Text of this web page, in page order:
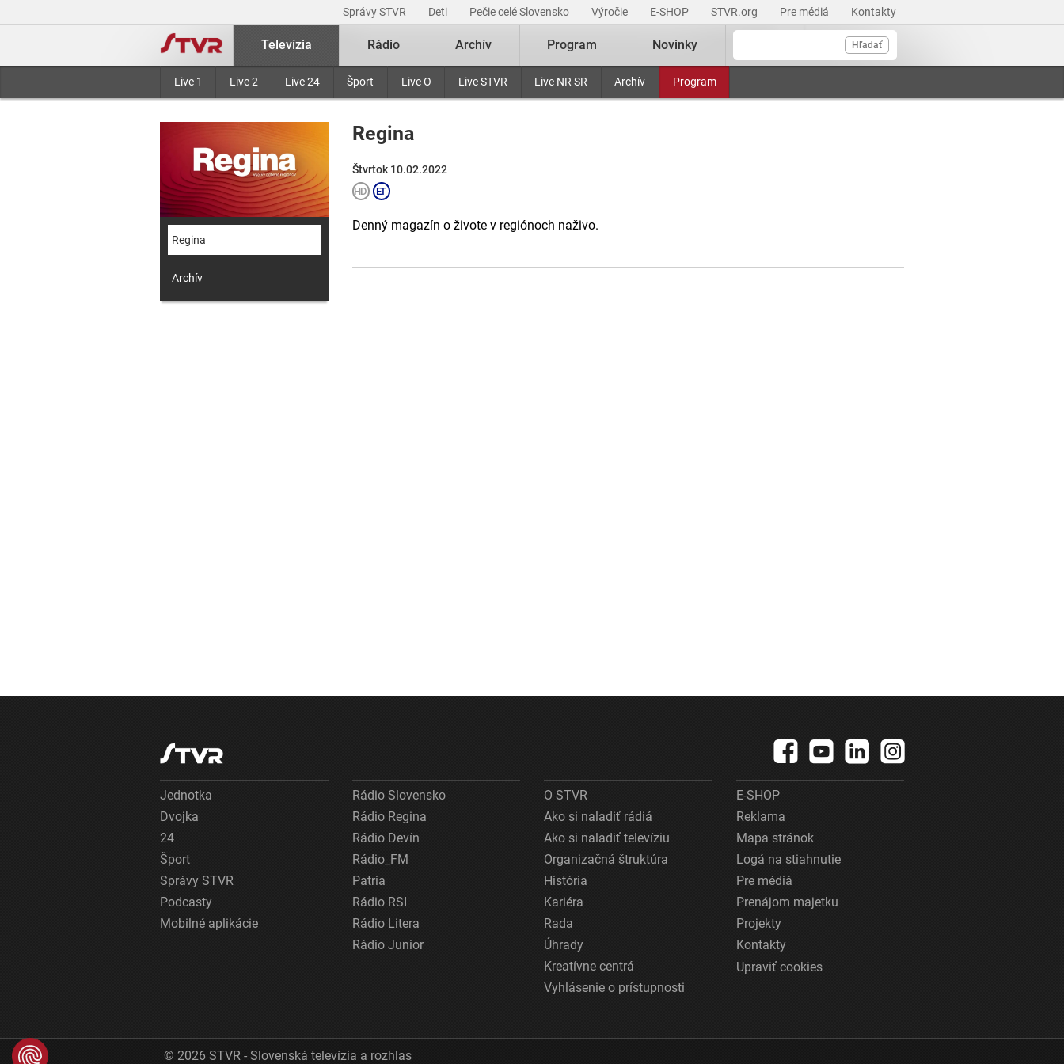
Správy STVR Deti Pečie celé Slovensko Výročie E-SHOP STVR.org Pre médiá Kontakty
Hľadať
Televízia
Live 1 Live 2 Live 24 Šport Live O Live STVR Live NR SR Archív Program
Rádio Archív Program Novinky
Regina
Archív
Regina
Štvrtok 10.02.2022
Denný magazín o živote v regiónoch naživo.
Jednotka
Dvojka
24
Šport
Správy STVR
Podcasty
Mobilné aplikácie
Rádio Slovensko
Rádio Regina
Rádio Devín
Rádio_FM
Patria
Rádio RSI
Rádio Litera
Rádio Junior
O STVR
Ako si naladiť rádiá
Ako si naladiť televíziu
Organizačná štruktúra
História
Kariéra
Rada
Úhrady
Kreatívne centrá
Vyhlásenie o prístupnosti
E-SHOP
Reklama
Mapa stránok
Logá na stiahnutie
Pre médiá
Prenájom majetku
Projekty
Kontakty
Upraviť cookies
© 2026 STVR - Slovenská televízia a rozhlas